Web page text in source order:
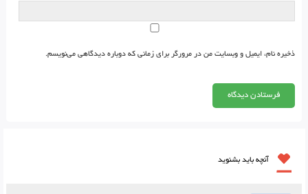
ذخیره نام، ایمیل و وبسایت من در مرورگر برای زمانی که دوباره دیدگاهی می‌نویسم.
آنچه باید بشنوید